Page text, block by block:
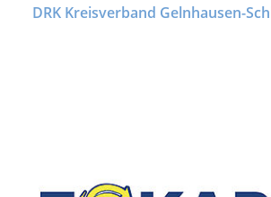
DRK Kreisverband Gelnhausen-